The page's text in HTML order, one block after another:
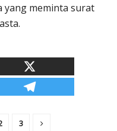
yang meminta surat
3